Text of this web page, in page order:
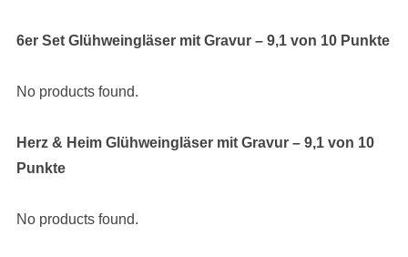
6er Set Glühweingläser mit Gravur – 9,1 von 10 Punkte
No products found.
Herz & Heim Glühweingläser mit Gravur – 9,1 von 10
Punkte
No products found.